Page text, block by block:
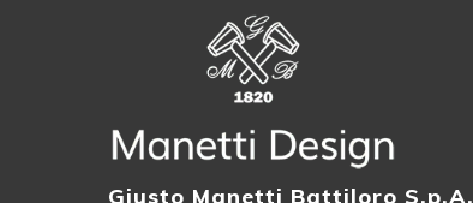
Giusto Manetti Battiloro S.p.A.